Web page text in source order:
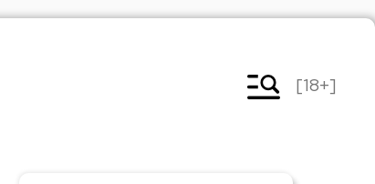
[18+]